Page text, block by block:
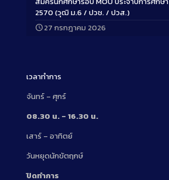
2570 (วุฒิ ม.6 / ปวช. / ปวส.)
27 กรกฎาคม 2026
เวลาทำการ
จันทร์ – ศุกร์
08.30 น. – 16.30 น.
เสาร์ – อาทิตย์
วันหยุดนักขัตฤกษ์
ปิดทำการ